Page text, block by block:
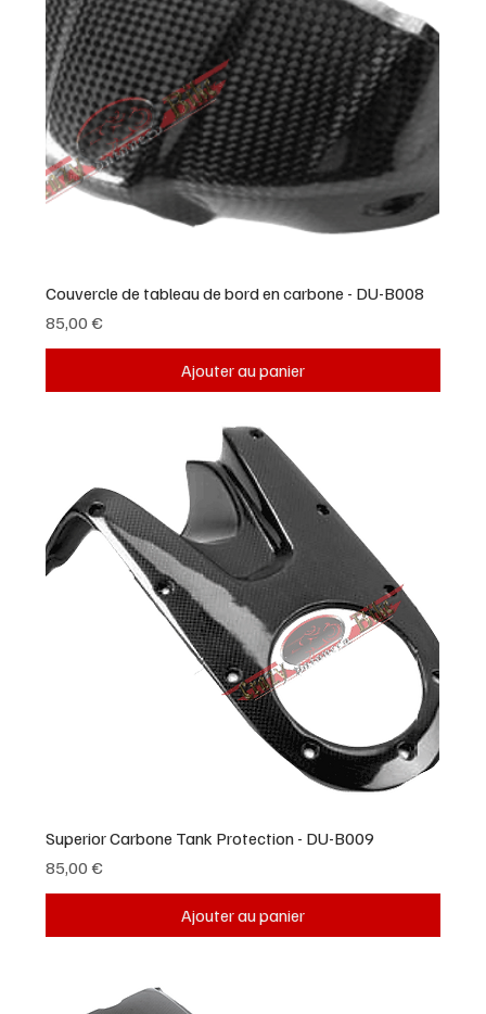
Couvercle de tableau de bord en carbone - DU-B008
Prix
85,00 €
Ajouter au panier
Superior Carbone Tank Protection - DU-B009
Prix
85,00 €
Ajouter au panier